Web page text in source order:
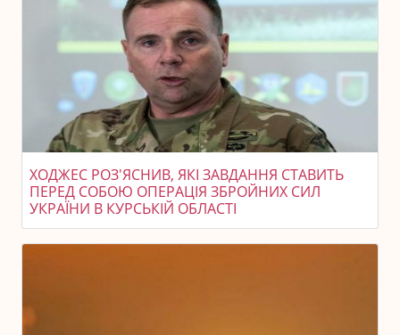
ХОДЖЕС РОЗ'ЯСНИВ, ЯКІ ЗАВДАННЯ СТАВИТЬ
ПЕРЕД СОБОЮ ОПЕРАЦІЯ ЗБРОЙНИХ СИЛ
УКРАЇНИ В КУРСЬКІЙ ОБЛАСТІ